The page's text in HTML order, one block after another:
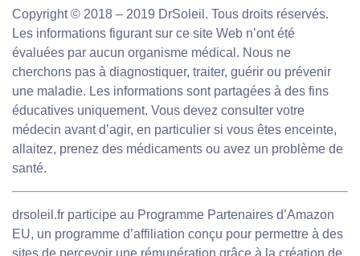
Copyright © 2018 – 2019 DrSoleil. Tous droits réservés.
Les informations figurant sur ce site Web n’ont été
évaluées par aucun organisme médical. Nous ne
cherchons pas à diagnostiquer, traiter, guérir ou prévenir
une maladie. Les informations sont partagées à des fins
éducatives uniquement. Vous devez consulter votre
médecin avant d’agir, en particulier si vous êtes enceinte,
allaitez, prenez des médicaments ou avez un problème de
santé.
drsoleil.fr participe au Programme Partenaires d’Amazon
EU, un programme d’affiliation conçu pour permettre à des
sites de percevoir une rémunération grâce à la création de